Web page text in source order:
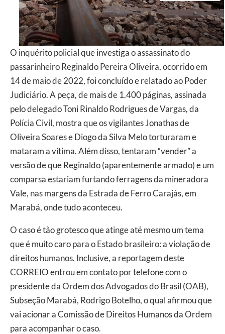
O inquérito policial que investiga o assassinato do
passarinheiro Reginaldo Pereira Oliveira, ocorrido em
14 de maio de 2022, foi concluído e relatado ao Poder
Judiciário. A peça, de mais de 1.400 páginas, assinada
pelo delegado Toni Rinaldo Rodrigues de Vargas, da
Polícia Civil, mostra que os vigilantes Jonathas de
Oliveira Soares e Diogo da Silva Melo torturaram e
mataram a vítima. Além disso, tentaram “vender” a
versão de que Reginaldo (aparentemente armado) e um
comparsa estariam furtando ferragens da mineradora
Vale, nas margens da Estrada de Ferro Carajás, em
Marabá, onde tudo aconteceu.
O caso é tão grotesco que atinge até mesmo um tema
que é muito caro para o Estado brasileiro: a violação de
direitos humanos. Inclusive, a reportagem deste
CORREIO entrou em contato por telefone com o
presidente da Ordem dos Advogados do Brasil (OAB),
Subseção Marabá, Rodrigo Botelho, o qual afirmou que
vai acionar a Comissão de Direitos Humanos da Ordem
para acompanhar o caso.